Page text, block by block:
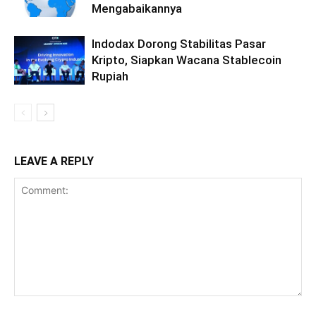
Mengabaikannya
Indodax Dorong Stabilitas Pasar
Kripto, Siapkan Wacana Stablecoin
Rupiah
LEAVE A REPLY